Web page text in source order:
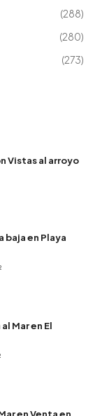
(288)
(280)
(273)
Vistas al arroyo
en Playa
Mar en El